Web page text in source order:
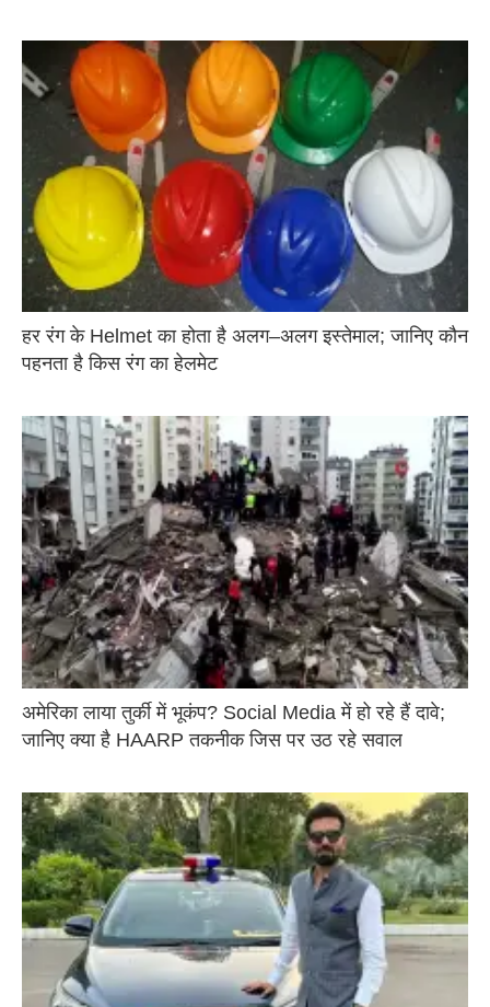
हर रंग के Helmet का होता है अलग–अलग इस्तेमाल; जानिए कौन
पहनता है किस रंग का हेलमेट
अमेरिका लाया तुर्की में भूकंप? Social Media में हो रहे हैं दावे;
जानिए क्या है HAARP तकनीक जिस पर उठ रहे सवाल